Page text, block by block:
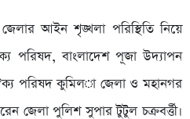
আইন শৃঙ্খলা পরিস্থিতি নিয়ে
পরিষদ, বাংলাদেশ পূজা উদ্যাপন
পরিষদ কুমিল­া জেলা ও মহানগর
জেলা পুলিশ সুপার টুটুল চক্রবর্ত্তী।